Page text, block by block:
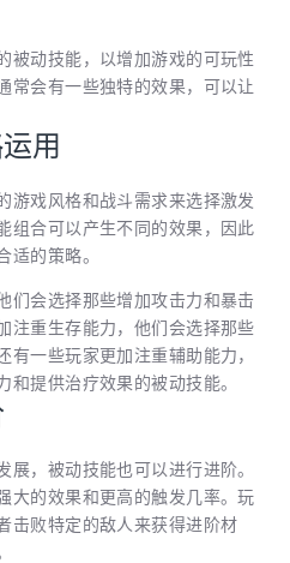
被动技能，以增加游戏的可玩性
常会有一些独特的效果，可以让
用
游戏风格和战斗需求来选择激发
组合可以产生不同的效果，因此
适的策略。
们会选择那些增加攻击力和暴击
注重生存能力，他们会选择那些
一些玩家更加注重辅助能力，
提供治疗效果的被动技能。
展，被动技能也可以进行进阶。
大的效果和更高的触发几率。玩
击败特定的敌人来获得进阶材